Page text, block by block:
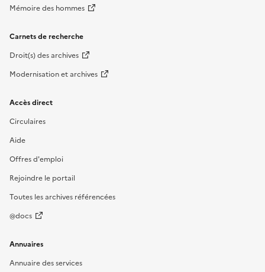
Mémoire des hommes
Carnets de recherche
Droit(s) des archives
Modernisation et archives
Accès direct
Circulaires
Aide
Offres d'emploi
Rejoindre le portail
Toutes les archives référencées
@docs
Annuaires
Annuaire des services